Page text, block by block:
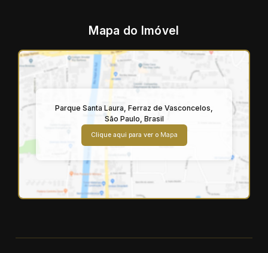
Mapa do Imóvel
Parque Santa Laura, Ferraz de Vasconcelos,
São Paulo, Brasil
Clique aqui para ver o Mapa